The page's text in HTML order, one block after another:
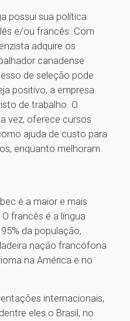
possui sua política
e/ou francês. Com
adquire os
canadense
de seleção pode
positivo, a empresa
de trabalho. O
vez, oferece cursos
ajuda de custo para
enquanto melhoram
é a maior e mais
francês é a língua
da população,
nação francófona
na América e no
internacionais,
eles o Brasil, no